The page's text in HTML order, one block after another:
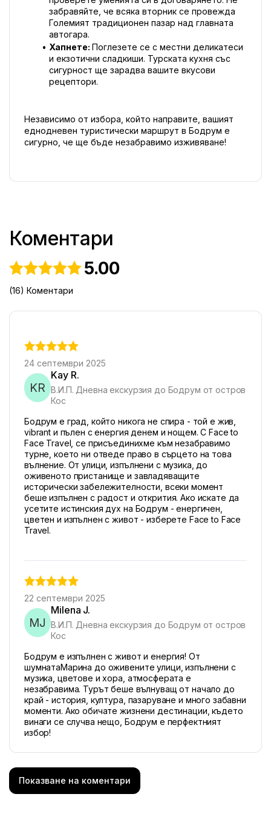
забравяйте, че всяка вторник се провежда
Големият традиционен пазар над главната
автогара.
Хапнете: Поглезете се с местни деликатеси
и екзотични сладкиши. Турската кухня със
сигурност ще зарадва вашите вкусови
рецептори.
Независимо от избора, който направите, вашият
еднодневен туристически маршрут в Бодрум е
сигурно, че ще бъде незабравимо изживяване!
Коментари
5.00
(16) Коментари
24 септември 2025
KR
Kay R.
В.И.П. Дневна екскурзия до Бодрум от остров
Кос
Бодрум е град, който никога не спира - той е жив,
vibrant и пълен с енергия денем и нощем. С Face to
Face Travel, се присъединихме към незабравимо
турне, което ни отведе право в сърцето на това
вълнение. От улици, изпълнени с музика, до
оживеното пристанище и завладяващите
исторически забележителности, всеки момент
беше изпълнен с радост и открития. Ако искате да
усетите истинския дух на Бодрум - енергичен,
цветен и изпълнен с живот - изберете Face to Face
Travel.
22 септември 2025
MJ
Milena J.
В.И.П. Дневна екскурзия до Бодрум от остров
Кос
Бодрум е изпълнен с живот и енергия! От
шумнатаМарина до оживените улици, изпълнени с
музика, цветове и хора, атмосферата е
незабравима. Турът беше вълнуващ от начало до
край - история, култура, пазаруване и много забавни
моменти. Ако обичате жизнени дестинации, където
винаги се случва нещо, Бодрум е перфектният
избор!
Показване на коментари